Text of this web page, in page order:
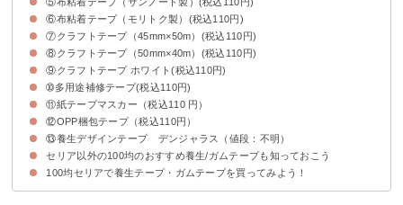
布粘着テープ（サンノート製）の概要
布粘着テープの特徴・評判
⑥布粘着テープ（モリトク製）(税込110円)
布粘着テープ（モリトク製）の概要
布粘着テープ（モリトク製）の特徴・評判
⑦クラフトテープ（45mm×50m）(税込110円)
クラフトテープ（45mm×50m）の概要
クラフトテープ（45mm×50m）の特徴・評判
⑧クラフトテープ（50mm×40m）(税込110円)
クラフトテープ（50mm×40m）の概要
クラフトテープ（50mm×40m）の特徴・評判
⑨クラフトテープ ホワイト(税込110円)
クラフトテープ ホワイトの概要
クラフトテープ ホワイトの特徴・評判
➉多用途補修テープ(税込110円)
多用途補修テープの概要
多用途補修テープの特徴・評判
⑪紙テープマスカー（税込110 円）
紙テープマスカーの概要
紙テープマスカーの特徴・評判
⑫OPP梱包テープ（税込110円）
OPP梱包テープの概要
OPP梱包テープの特徴・評判
⑬養生デザインテープ デンジャラス（値段：不明）
養生デザインテープ デンジャラスの概要
養生デザインテープ デンジャラスの特徴・評判
セリア以外の100均のおすすめ養生/ガムテープも知っておこう
①ダイソー｜はがせる仮止めテープ（養生、50ｍｍ×7ｍ、緑）(税込110円)
②キャンドゥ｜重ね貼りできるクラフトテープ30m(税込110円)
③キャンドゥ｜セキスイフィットライトテープ25m(税込220円)
100均セリアで養生テープ・ガムテープを買ってみよう！